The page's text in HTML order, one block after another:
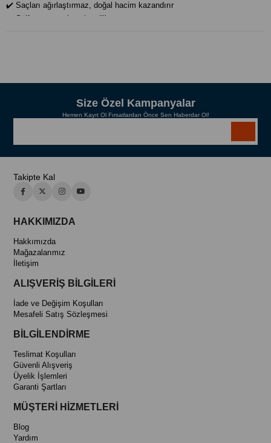
✔️ Saçları ağırlaştırmaz, doğal hacim kazandırır
✔️ Sülfatsız, parabensiz, silikonsuz
Islak saça yeterli miktarda şampuanı uygulayın. Saç derisine masaj
Size Özel Kampanyalar
Hemen Kayıt Ol Fırsatlardan Önce Sen Haberdar Ol!
Takipte Kal
HAKKIMIZDA
Hakkımızda
Mağazalarımız
İletişim
ALIŞVERİŞ BİLGİLERİ
İade ve Değişim Koşulları
Mesafeli Satış Sözleşmesi
BİLGİLENDİRME
Teslimat Koşulları
Güvenli Alışveriş
Üyelik İşlemleri
Garanti Şartları
MÜŞTERİ HİZMETLERİ
Blog
Yardım